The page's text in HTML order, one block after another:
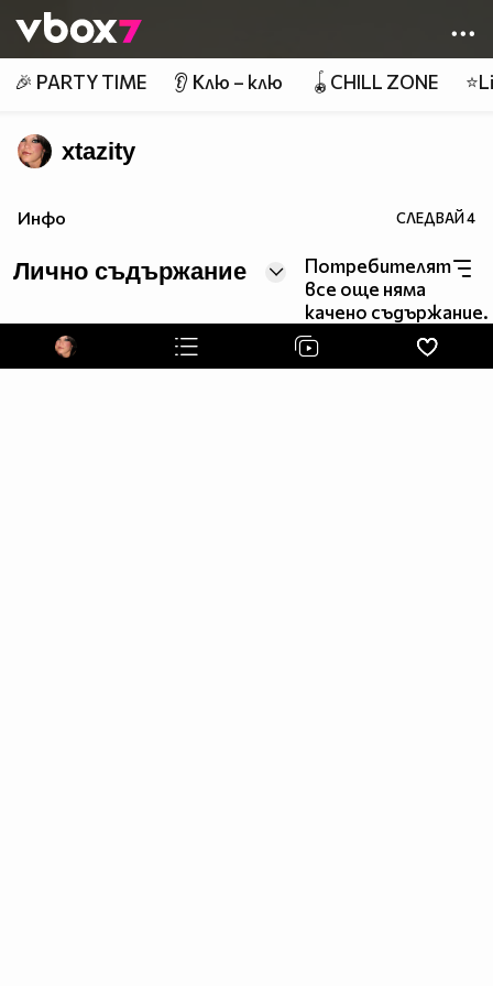
👾
🎉 PARTY TIME 👂 Клю – клю 🪀CHILL ZONE
xtazity
Инфо СЛЕДВАЙ4
Лично съдържание
Потребителят
все още няма
качено съдържание.